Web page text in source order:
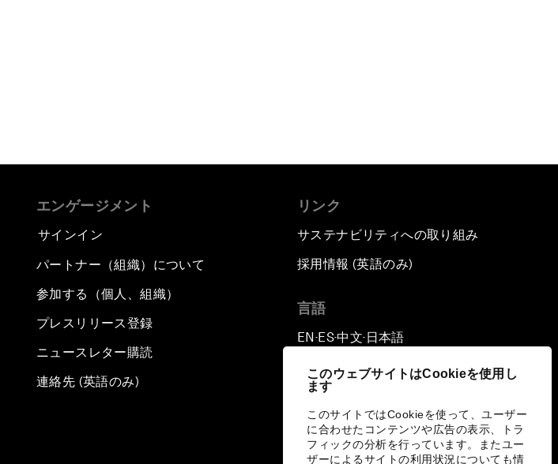
このウェブサイトはCookieを使用し
ます
このサイトではCookieを使って、ユーザー
に合わせたコンテンツや広告の表示、トラ
フィックの分析を行っています。またユー
ザーによるサイトの利用状況についても情
エンゲージメント
サインイン
パートナー（組織）について
参加する（個人、組織）
プレスリリース登録
ニュースレター購読
連絡先 (英語のみ)
リンク
サステナビリティへの取り組み
採用情報 (英語のみ)
言語
EN ▪ ES▪中文▪ 日本語